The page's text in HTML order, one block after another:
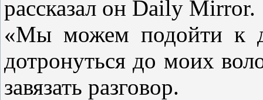
рассказал он Daily Mirror.
«Мы можем подойти к
дотронуться до моих
завязать разговор.